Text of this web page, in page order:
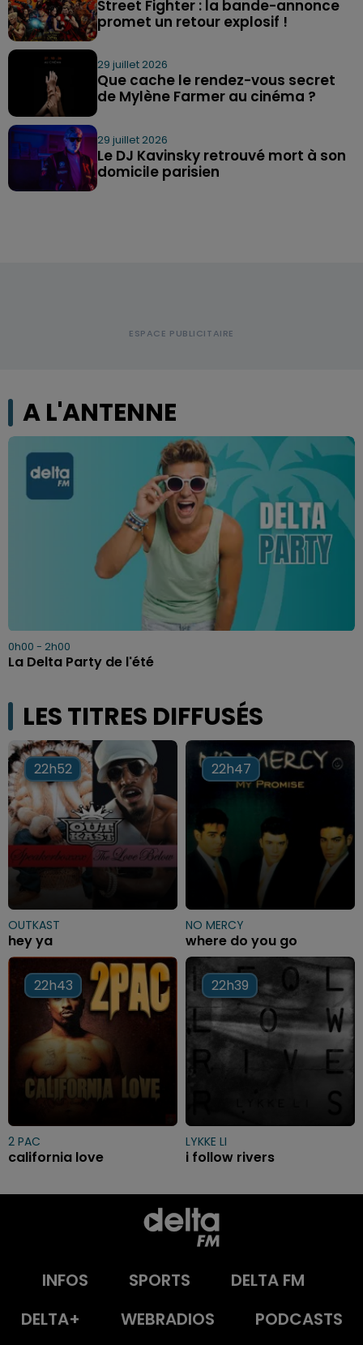
Street Fighter : la bande-annonce
promet un retour explosif !
29 juillet 2026
Que cache le rendez-vous secret
de Mylène Farmer au cinéma ?
29 juillet 2026
Le DJ Kavinsky retrouvé mort à son
domicile parisien
A L'ANTENNE
0h00 - 2h00
La Delta Party de l'été
LES TITRES DIFFUSÉS
22h52
22h52
OUTKAST
hey ya
22h47
22h47
NO MERCY
where do you go
22h43
22h43
2 PAC
california love
22h39
22h39
LYKKE LI
i follow rivers
INFOS SPORTS
DELTA FM
DELTA+
WEBRADIOS PODCASTS